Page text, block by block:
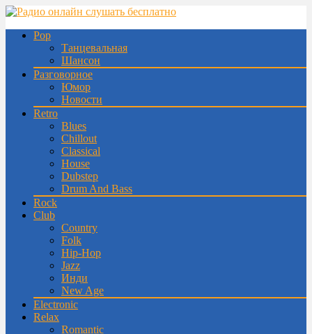
Pop
Танцевальная
Шансон
Разговорное
Юмор
Новости
Retro
Blues
Chillout
Classical
House
Dubstep
Drum And Bass
Rock
Club
Country
Folk
Hip-Hop
Jazz
Инди
New Age
Electronic
Relax
Romantic